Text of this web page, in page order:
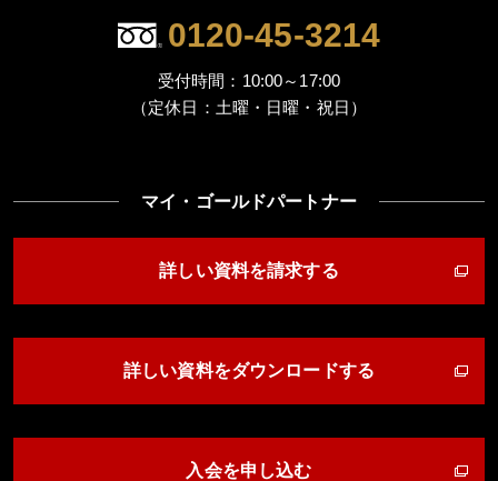
0120-45-3214
受付時間：10:00～17:00
（定休日：土曜・日曜・祝日）
マイ・ゴールドパートナー
詳しい資料を請求する
詳しい資料をダウンロードする
入会を申し込む